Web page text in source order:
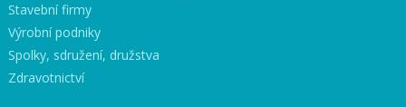
Stavební firmy
Výrobní podniky
Spolky, sdružení, družstva
Zdravotnictví